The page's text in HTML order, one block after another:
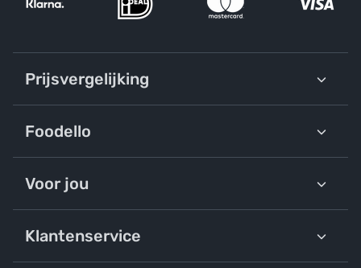
Prijsvergelijking
Foodello
Voor jou
Klantenservice